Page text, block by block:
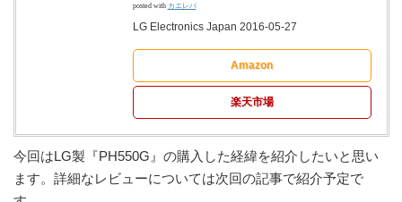
posted with カエレバ
LG Electronics Japan 2016-05-27
Amazon
楽天市場
今回はLG製『PH550G』の購入した経緯を紹介したいと思い
ます。詳細なレビューについては次回の記事で紹介予定で